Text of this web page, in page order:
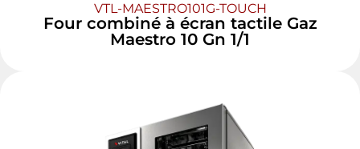
VTL-MAESTRO101G-TOUCH
Four combiné à écran tactile Gaz
Maestro 10 Gn 1/1